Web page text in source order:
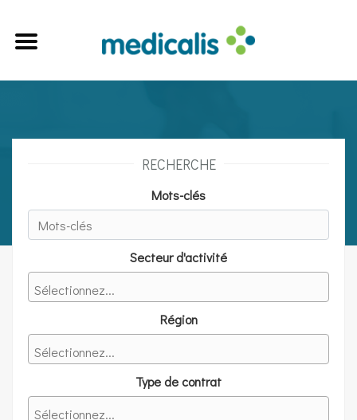
RECHERCHE
Mots-clés
Secteur d'activité
Région
Type de contrat